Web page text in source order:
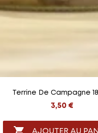
Terrine De Campagne
3,50 €
AJOUTER AU